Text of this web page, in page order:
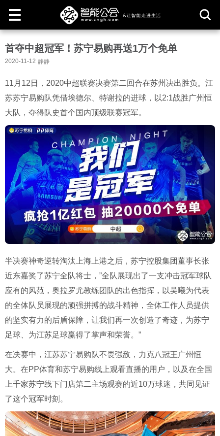
首夺中超冠军！苏宁易购再送1万个免单
2020-11-12 静静
11 月 12 日， 2020中超联赛决赛第二回合在苏州决出胜负。江
苏苏宁易购队凭借埃德尔、特谢拉的进球，以2:1战胜广州恒
大队，夺得队史首个国内顶级联赛冠军。
半决赛神奇逆转淘汰上海上港之后，苏宁控股集团董事长张
近东嘉奖了苏宁全队将士， ”全队展现出了一支冲击冠军球队
应有的风范，奥拉罗尤教练团队的出色指挥，以吴曦为代表
的全体队员展现的顽强拼搏的战斗精神，全体工作人员提供
的坚实有力的后盾保障，让我们再一次创造了奇迹，为苏宁
足球、为江苏足球赢得了掌声和荣誉。 ”
在决赛中，江苏苏宁易购队不畏强敌，力克八冠王广州恒
大。在PP体育和苏宁易购线上观看直播的用户，以及在全国
上千家苏宁线下门店第二主场观赛的近10万球迷，共同见证
了这个冠军时刻。